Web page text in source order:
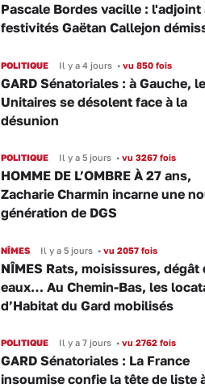
Pascale Bordes vacille : l'adjoint
festivités Gaëtan Callejon
POLITIQUE Il y a 4 jours •vu 850 fois
GARD Sénatoriales : à Gauche,
Unitaires se désolent face à la
désunion
POLITIQUE Il y a 5 jours •vu 3267 fois
HOMME DE L’OMBRE À 27 ans,
Zacharie Charmin incarne une
génération de DGS
NÎMES Il y a 5 jours •vu 2057 fois
NÎMES Rats, moisissures, dégât
eaux… Au Chemin-Bas, les
d’Habitat du Gard mobilisés
POLITIQUE Il y a 7 jours •vu 2762 fois
GARD Sénatoriales : La France
insoumise confie la tête de liste